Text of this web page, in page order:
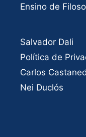
Ensino de
Salvador Dali
Política de
Carlos
Nei Duclós